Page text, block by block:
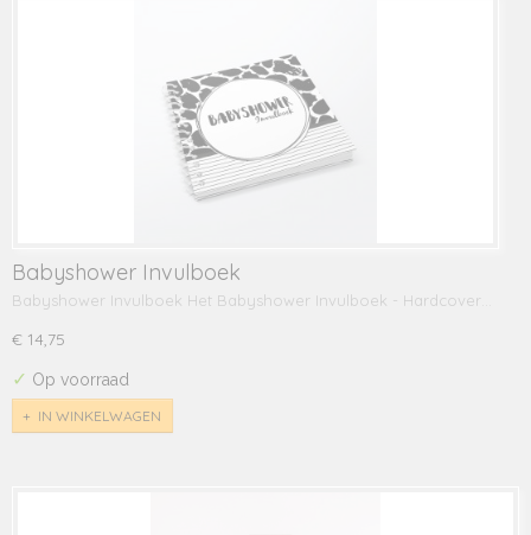
Babyshower Invulboek
Babyshower Invulboek Het Babyshower Invulboek - Hardcover…
€ 14,75
✓ Op voorraad
IN WINKELWAGEN